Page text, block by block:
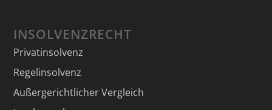
INSOLVENZRECHT
Privatinsolvenz
Regelinsolvenz
Außergerichtlicher Vergleich